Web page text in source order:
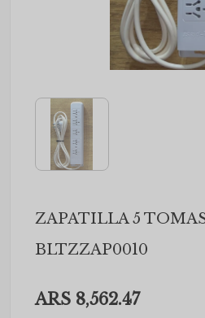
ZAPATILLA 5
BLTZZAP0010
ARS 8,562.47